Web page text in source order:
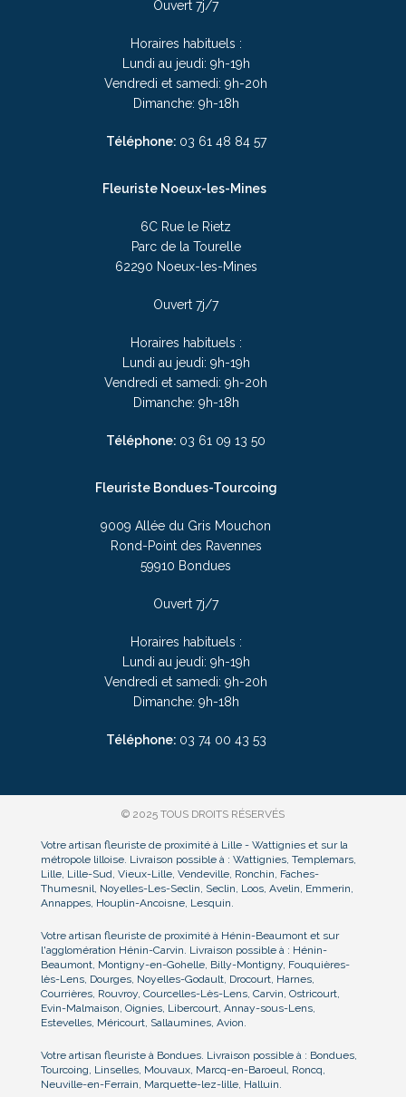
Ouvert 7j/7
Horaires habituels :
Lundi au jeudi: 9h-19h
Vendredi et samedi: 9h-20h
Dimanche: 9h-18h
Téléphone: 03 61 48 84 57
Fleuriste Noeux-les-Mines
6C Rue le Rietz
Parc de la Tourelle
62290 Noeux-les-Mines
Ouvert 7j/7
Horaires habituels :
Lundi au jeudi: 9h-19h
Vendredi et samedi: 9h-20h
Dimanche: 9h-18h
Téléphone: 03 61 09 13 50
Fleuriste Bondues-Tourcoing
9009 Allée du Gris Mouchon
Rond-Point des Ravennes
59910 Bondues
Ouvert 7j/7
Horaires habituels :
Lundi au jeudi: 9h-19h
Vendredi et samedi: 9h-20h
Dimanche: 9h-18h
Téléphone: 03 74 00 43 53
© 2025 TOUS DROITS RÉSERVÉS
Votre artisan fleuriste de proximité à Lille - Wattignies et sur la
métropole lilloise. Livraison possible à : Wattignies, Templemars,
Lille, Lille-Sud, Vieux-Lille, Vendeville, Ronchin, Faches-
Thumesnil, Noyelles-Les-Seclin, Seclin, Loos, Avelin, Emmerin,
Annappes, Houplin-Ancoisne, Lesquin.
Votre artisan fleuriste de proximité à Hénin-Beaumont et sur
l'agglomération Hénin-Carvin. Livraison possible à : Hénin-
Beaumont, Montigny-en-Gohelle, Billy-Montigny, Fouquières-
lès-Lens, Dourges, Noyelles-Godault, Drocourt, Harnes,
Courrières, Rouvroy, Courcelles-Lès-Lens, Carvin, Ostricourt,
Evin-Malmaison, Oignies, Libercourt, Annay-sous-Lens,
Estevelles, Méricourt, Sallaumines, Avion.
Votre artisan fleuriste à Bondues. Livraison possible à : Bondues,
Tourcoing, Linselles, Mouvaux, Marcq-en-Baroeul, Roncq,
Neuville-en-Ferrain, Marquette-lez-lille, Halluin.